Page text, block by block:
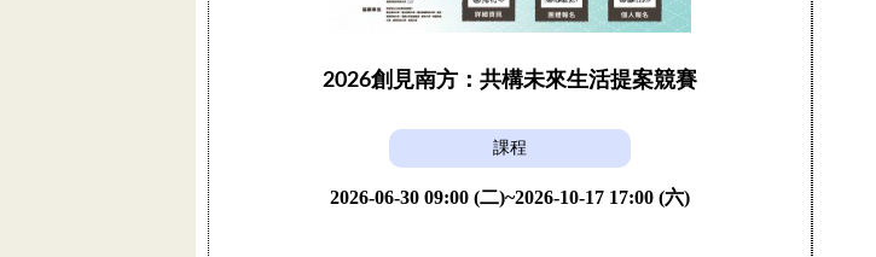
2026創見南方：共構未來生活提案競賽
課程
2026-06-30 09:00 (二)~2026-10-17 17:00 (六)